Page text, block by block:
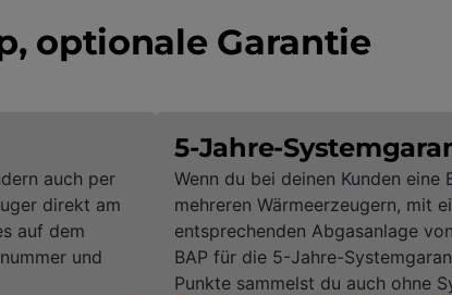
optionale Garantie
auch per
direkt am
auf dem
und
5-Jahre-
Wenn du bei deinen Kunden eine
mehreren Wärmeerzeugern, mit
entsprechenden Abgasanlage
BAP für die 5-Jahre-
Punkte sammelst du auch ohne